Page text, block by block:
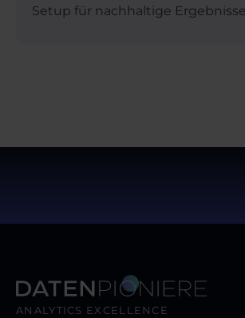
Setup für nachhaltige
ANALYTICS EXCELLENCE